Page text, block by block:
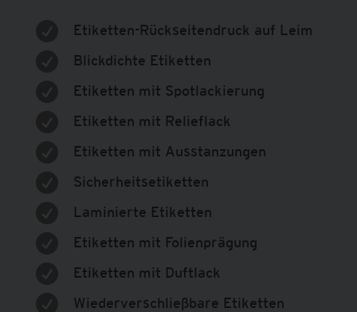
Etiketten-Rückseitendruck auf Leim
Blickdichte Etiketten
Etiketten mit Spotlackierung
Etiketten mit Relieflack
Etiketten mit Ausstanzungen
Sicherheitsetiketten
Laminierte Etiketten
Etiketten mit Folienprägung
Etiketten mit Duftlack
Wiederverschließbare Etiketten